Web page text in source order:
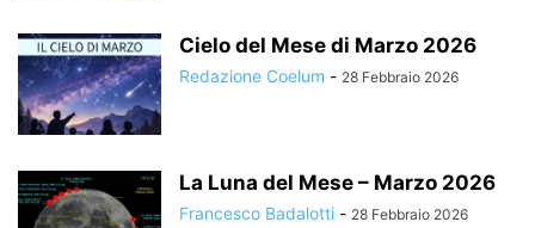
Cielo del Mese di Marzo 2026
Redazione Coelum - 28 Febbraio 2026
La Luna del Mese – Marzo 2026
Francesco Badalotti - 28 Febbraio 2026